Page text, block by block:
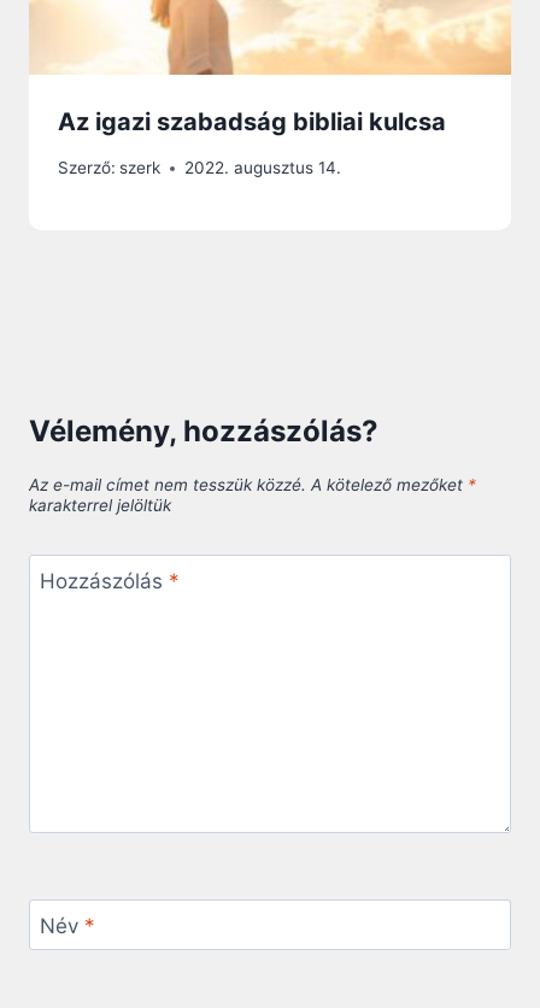
Az igazi szabadság bibliai kulcsa
Szerző: szerk 2022. augusztus 14.
Vélemény, hozzászólás?
Az e-mail címet nem tesszük közzé. A kötelező mezőket *
karakterrel jelöltük
Hozzászólás *
Név *